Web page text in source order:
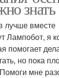
знать
лучше вместе
Лампобот, я
помогает
но пока
мне